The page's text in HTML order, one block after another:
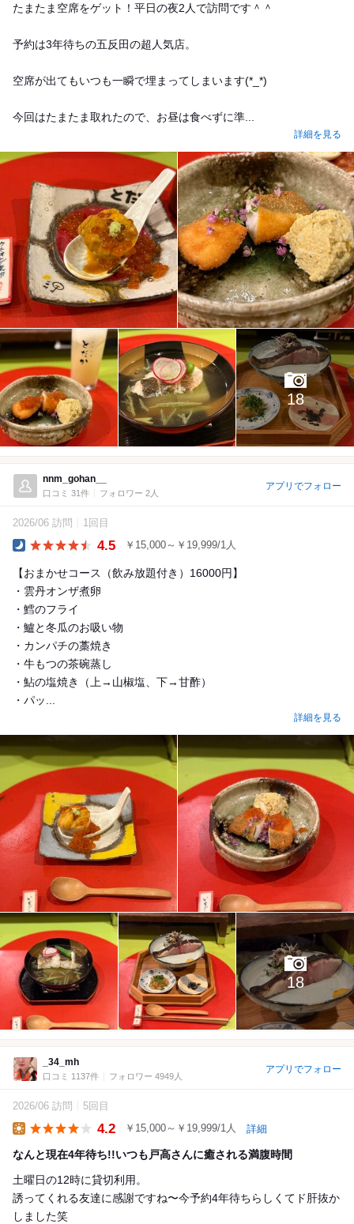
たまたま空席をゲット！平日の夜2人で訪問です＾＾
予約は3年待ちの五反田の超人気店。
空席が出てもいつも一瞬で埋まってしまいます(*_*)
今回はたまたま取れたので、お昼は食べずに準...
詳細を見る
18
nnm_gohan__
口コミ 31件 フォロワー 2人
アプリでフォロー
2026/06 訪問 1回目
4.5 ￥15,000～￥19,999/1人
【おまかせコース（飲み放題付き）16000円】
・雲丹オンザ煮卵
・鱈のフライ
・鱸と冬瓜のお吸い物
・カンパチの藁焼き
・牛もつの茶碗蒸し
・鮎の塩焼き（上→山椒塩、下→甘酢）
・パッ...
詳細を見る
18
_34_mh
口コミ 1137件 フォロワー 4949人
アプリでフォロー
2026/06 訪問 5回目
4.2 ￥15,000～￥19,999/1人 詳細
なんと現在4年待ち!!いつも戸高さんに癒される満腹時間
土曜日の12時に貸切利用。
誘ってくれる友達に感謝ですね〜今予約4年待ちらしくてド肝抜か
しました笑